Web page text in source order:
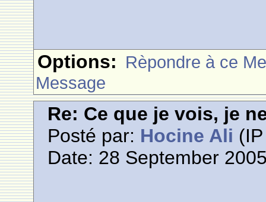
Options: Rèpondre à ce
Message
Re: Ce que je vois, je
Posté par: Hocine Ali
Date: 28 September